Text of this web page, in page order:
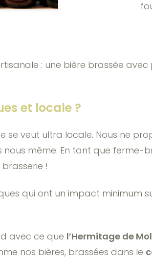
: une bière brassée
et locale ?
se veut ultra locale. Nous ne
nous même. En tant que
!
qui ont un impact minimum
avec ce que l’Hermitage de
nos bières, brassées dans le